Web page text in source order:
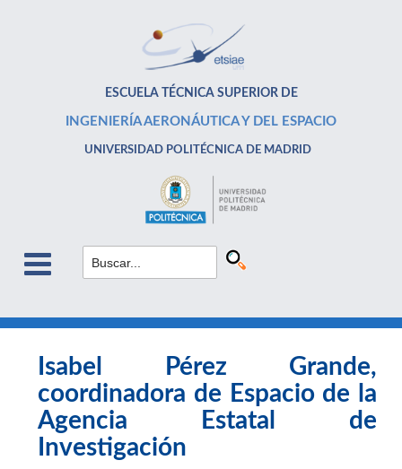
ESCUELA TÉCNICA SUPERIOR DE
INGENIERÍA AERONÁUTICA Y DEL ESPACIO
UNIVERSIDAD POLITÉCNICA DE MADRID
Isabel Pérez Grande,
coordinadora de Espacio de la
Agencia Estatal de
Investigación